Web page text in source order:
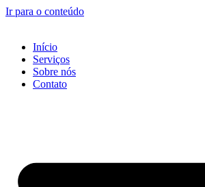
Ir para o conteúdo
Início
Serviços
Sobre nós
Contato